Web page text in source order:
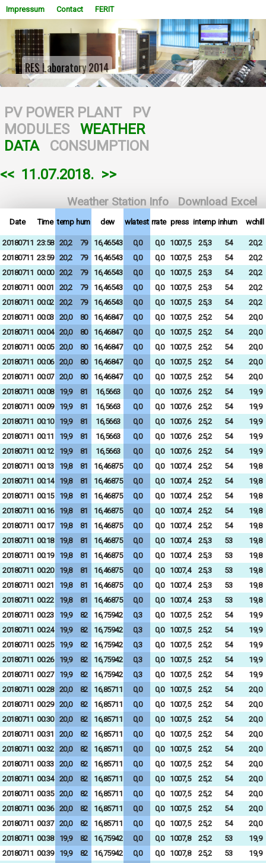
Impressum Contact FERIT
WOWSlider.com
RES Laboratory 2014
PV POWER PLANT
PV
MODULES
WEATHER
DATA
CONSUMPTION
<< 11.07.2018. >>
Download Excel
Weather Station Info
Date Time temp hum dew wlatest rrate press intemp inhum wchill
20180711 23:58 20,2 79 16,46543 0,0 0,0 1007,5 25,3 54
20,2
20180711 23:59 20,2 79 16,46543 0,0 0,0 1007,5 25,3 54
20,2
20180711 00:00 20,2 79 16,46543 0,0 0,0 1007,5 25,3 54
20,2
20180711 00:01 20,2 79 16,46543 0,0 0,0 1007,5 25,3 54
20,2
20180711 00:02 20,2 79 16,46543 0,0 0,0 1007,5 25,3 54
20,2
20180711 00:03 20,0 80 16,46847 0,0 0,0 1007,5 25,2 54
20,0
20180711 00:04 20,0 80 16,46847 0,0 0,0 1007,5 25,2 54
20,0
20180711 00:05 20,0 80 16,46847 0,0 0,0 1007,5 25,2 54
20,0
20180711 00:06 20,0 80 16,46847 0,0 0,0 1007,5 25,2 54
20,0
20180711 00:07 20,0 80 16,46847 0,0 0,0 1007,5 25,2 54
20,0
20180711 00:08 19,9 81 16,5663 0,0 0,0 1007,6 25,2 54
19,9
20180711 00:09 19,9 81 16,5663 0,0 0,0 1007,6 25,2 54
19,9
20180711 00:10 19,9 81 16,5663 0,0 0,0 1007,6 25,2 54
19,9
20180711 00:11 19,9 81 16,5663 0,0 0,0 1007,6 25,2 54
19,9
20180711 00:12 19,9 81 16,5663 0,0 0,0 1007,6 25,2 54
19,9
20180711 00:13 19,8 81 16,46875 0,0 0,0 1007,4 25,2 54
19,8
20180711 00:14 19,8 81 16,46875 0,0 0,0 1007,4 25,2 54
19,8
20180711 00:15 19,8 81 16,46875 0,0 0,0 1007,4 25,2 54
19,8
20180711 00:16 19,8 81 16,46875 0,0 0,0 1007,4 25,2 54
19,8
20180711 00:17 19,8 81 16,46875 0,0 0,0 1007,4 25,2 54
19,8
20180711 00:18 19,8 81 16,46875 0,0 0,0 1007,4 25,3 53
19,8
20180711 00:19 19,8 81 16,46875 0,0 0,0 1007,4 25,3 53
19,8
20180711 00:20 19,8 81 16,46875 0,0 0,0 1007,4 25,3 53
19,8
20180711 00:21 19,8 81 16,46875 0,0 0,0 1007,4 25,3 53
19,8
20180711 00:22 19,8 81 16,46875 0,0 0,0 1007,4 25,3 53
19,8
20180711 00:23 19,9 82 16,75942 0,3 0,0 1007,5 25,2 54
19,9
20180711 00:24 19,9 82 16,75942 0,3 0,0 1007,5 25,2 54
19,9
20180711 00:25 19,9 82 16,75942 0,3 0,0 1007,5 25,2 54
19,9
20180711 00:26 19,9 82 16,75942 0,3 0,0 1007,5 25,2 54
19,9
20180711 00:27 19,9 82 16,75942 0,3 0,0 1007,5 25,2 54
19,9
20180711 00:28 20,0 82 16,85711 0,0 0,0 1007,5 25,2 54
20,0
20180711 00:29 20,0 82 16,85711 0,0 0,0 1007,5 25,2 54
20,0
20180711 00:30 20,0 82 16,85711 0,0 0,0 1007,5 25,2 54
20,0
20180711 00:31 20,0 82 16,85711 0,0 0,0 1007,5 25,2 54
20,0
20180711 00:32 20,0 82 16,85711 0,0 0,0 1007,5 25,2 54
20,0
20180711 00:33 20,0 82 16,85711 0,0 0,0 1007,5 25,2 54
20,0
20180711 00:34 20,0 82 16,85711 0,0 0,0 1007,5 25,2 54
20,0
20180711 00:35 20,0 82 16,85711 0,0 0,0 1007,5 25,2 54
20,0
20180711 00:36 20,0 82 16,85711 0,0 0,0 1007,5 25,2 54
20,0
20180711 00:37 20,0 82 16,85711 0,0 0,0 1007,5 25,2 54
20,0
20180711 00:38 19,9 82 16,75942 0,0 0,0 1007,8 25,2 53
19,9
20180711 00:39 19,9 82 16,75942 0,0 0,0 1007,8 25,2 53
19,9